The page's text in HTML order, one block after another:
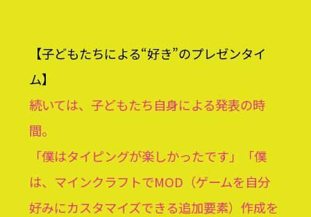
【子どもたちによる“好き”のプレゼンタイ
ム】
続いては、子どもたち自身による発表の時
間。
「僕はタイピングが楽しかったです」「僕
は、マインクラフトでMOD（ゲームを自分
好みにカスタマイズできる追加要素）作成を